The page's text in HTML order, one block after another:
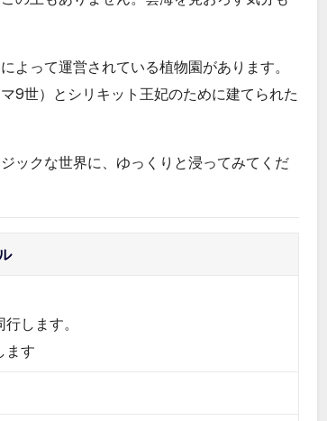
よって運営されている植物園があります。
9世）とシリキット王妃のために建てられた
ックな世界に、ゆっくりと浸ってみてくだ
します。
ます